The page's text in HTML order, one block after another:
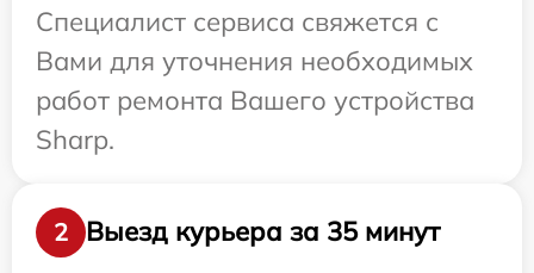
Специалист сервиса свяжется с
Вами для уточнения необходимых
работ ремонта Вашего устройства
Sharp.
2 Выезд курьера за 35 минут